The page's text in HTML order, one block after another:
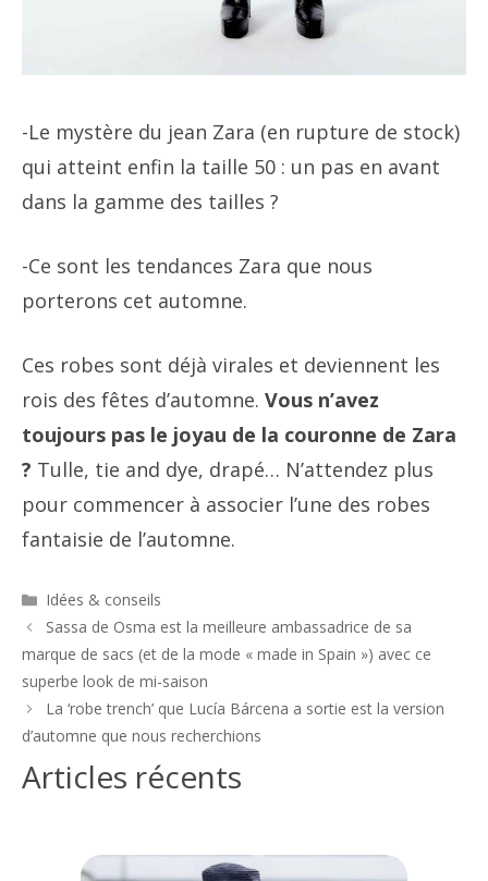
-Le mystère du jean Zara (en rupture de stock)
qui atteint enfin la taille 50 : un pas en avant
dans la gamme des tailles ?
-Ce sont les tendances Zara que nous
porterons cet automne.
Ces robes sont déjà virales et deviennent les
rois des fêtes d’automne. Vous n’avez
toujours pas le joyau de la couronne de Zara
? Tulle, tie and dye, drapé… N’attendez plus
pour commencer à associer l’une des robes
fantaisie de l’automne.
Catégories
Idées & conseils
Navigation
des
articles
Sassa de Osma est la meilleure ambassadrice de sa
marque de sacs (et de la mode « made in Spain ») avec ce
superbe look de mi-saison
La ‘robe trench’ que Lucía Bárcena a sortie est la version
d’automne que nous recherchions
Articles récents